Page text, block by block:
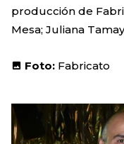
producción de
Mesa; Juliana
Foto: Fabricato